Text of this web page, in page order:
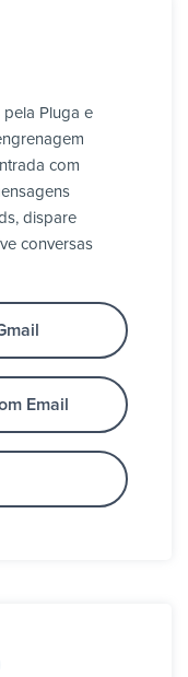
pela Pluga e
com
dispare
conversas
Email